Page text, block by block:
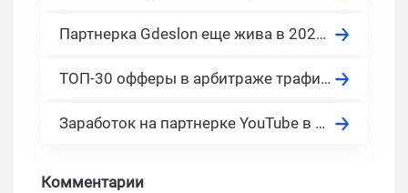
Партнерка Gdeslon еще жива в 2026? Разбираем отзывы и последние обновления в партнерской сети
ТОП-30 офферы в арбитраже трафика 2024. Готовы к запуску сегодня!
Заработок на партнерке YouTube в 2026: сколько платит Ютуб за 1000 просмотров?
Комментарии